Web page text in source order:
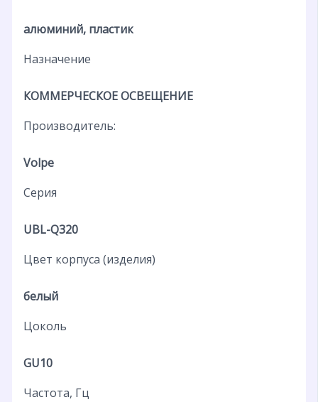
алюминий, пластик
Назначение
КОММЕРЧЕСКОЕ ОСВЕЩЕНИЕ
Производитель:
Volpe
Серия
UBL-Q320
Цвет корпуса (изделия)
белый
Цоколь
GU10
Частота, Гц